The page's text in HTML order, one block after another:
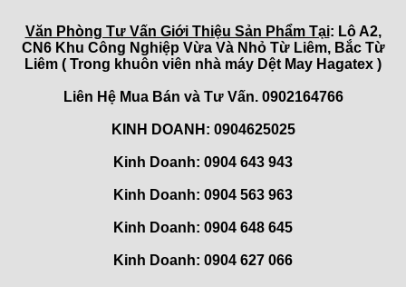
Văn Phòng Tư Vấn Giới Thiệu Sản Phẩm Tại: Lô A2,
CN6 Khu Công Nghiệp Vừa Và Nhỏ Từ Liêm, Bắc Từ
Liêm ( Trong khuôn viên nhà máy Dệt May Hagatex )
Liên Hệ Mua Bán và Tư Vấn. 0902164766
KINH DOANH: 0904625025
Kinh Doanh: 0904 643 943
Kinh Doanh: 0904 563 963
Kinh Doanh: 0904 648 645
Kinh Doanh: 0904 627 066